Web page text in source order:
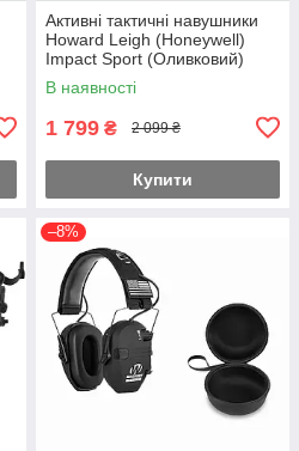
Активні тактичні навушники
Howard Leigh (Honeywell)
Impact Sport (Оливковий)
В наявності
1 799 ₴ 2 099 ₴
Купити
–8%